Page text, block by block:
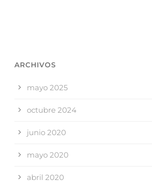
ARCHIVOS
mayo 2025
octubre 2024
junio 2020
mayo 2020
abril 2020